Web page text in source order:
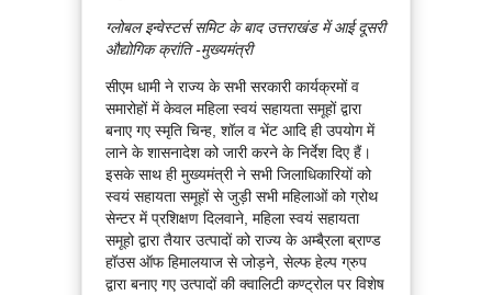
ग्लोबल इन्वेस्टर्स समिट के बाद उत्तराखंड में आई दूसरी
औद्योगिक क्रांति -मुख्यमंत्री
सीएम धामी ने राज्य के सभी सरकारी कार्यक्रमों व
समारोहों में केवल महिला स्वयं सहायता समूहों द्वारा
बनाए गए स्मृति चिन्ह, शॉल व भेंट आदि ही उपयोग में
लाने के शासनादेश को जारी करने के निर्देश दिए हैं।
इसके साथ ही मुख्यमंत्री ने सभी जिलाधिकारियों को
स्वयं सहायता समूहों से जुड़ी सभी महिलाओं को ग्रोथ
सेन्टर में प्रशिक्षण दिलवाने, महिला स्वयं सहायता
समूहो द्वारा तैयार उत्पादों को राज्य के अम्बै्रला ब्राण्ड
हॉउस ऑफ हिमालयाज से जोड़ने, सेल्फ हेल्प ग्रुप
द्वारा बनाए गए उत्पादों की क्वालिटी कण्ट्रोल पर विशेष